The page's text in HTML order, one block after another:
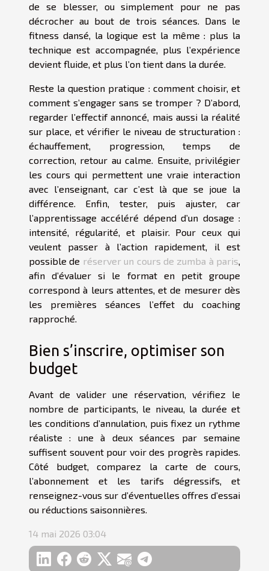
de se blesser, ou simplement pour ne pas
décrocher au bout de trois séances. Dans le
fitness dansé, la logique est la même : plus la
technique est accompagnée, plus l’expérience
devient fluide, et plus l’on tient dans la durée.
Reste la question pratique : comment choisir, et
comment s’engager sans se tromper ? D’abord,
regarder l’effectif annoncé, mais aussi la réalité
sur place, et vérifier le niveau de structuration :
échauffement, progression, temps de
correction, retour au calme. Ensuite, privilégier
les cours qui permettent une vraie interaction
avec l’enseignant, car c’est là que se joue la
différence. Enfin, tester, puis ajuster, car
l’apprentissage accéléré dépend d’un dosage :
intensité, régularité, et plaisir. Pour ceux qui
veulent passer à l’action rapidement, il est
possible de réserver un cours de zumba à paris,
afin d’évaluer si le format en petit groupe
correspond à leurs attentes, et de mesurer dès
les premières séances l’effet du coaching
rapproché.
Bien s’inscrire, optimiser son
budget
Avant de valider une réservation, vérifiez le
nombre de participants, le niveau, la durée et
les conditions d’annulation, puis fixez un rythme
réaliste : une à deux séances par semaine
suffisent souvent pour voir des progrès rapides.
Côté budget, comparez la carte de cours,
l’abonnement et les tarifs dégressifs, et
renseignez-vous sur d’éventuelles offres d’essai
ou réductions saisonnières.
14 mai 2026 03:04